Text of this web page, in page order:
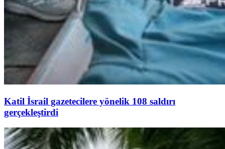
Katil İsrail gazetecilere yönelik 108 saldırı
gerçekleştirdi